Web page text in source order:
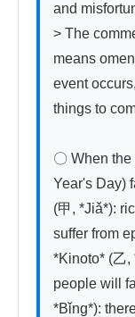
and
> The
means
event
things to
〇 When
Year's Day)
(甲, *Jiǎ*):
suffer from
*Kinoto* (乙
people will
*Bǐng*):